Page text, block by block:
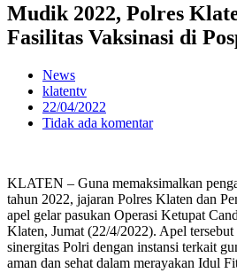
Mudik 2022, Polres
Fasilitas Vaksinasi di
News
klatentv
22/04/2022
Tidak ada komentar
KLATEN – Guna memaksimalkan
tahun 2022, jajaran Polres Klaten dan
apel gelar pasukan Operasi Ketupat
Klaten, Jumat (22/4/2022). Apel
sinergitas Polri dengan instansi terkait
aman dan sehat dalam merayakan Idul